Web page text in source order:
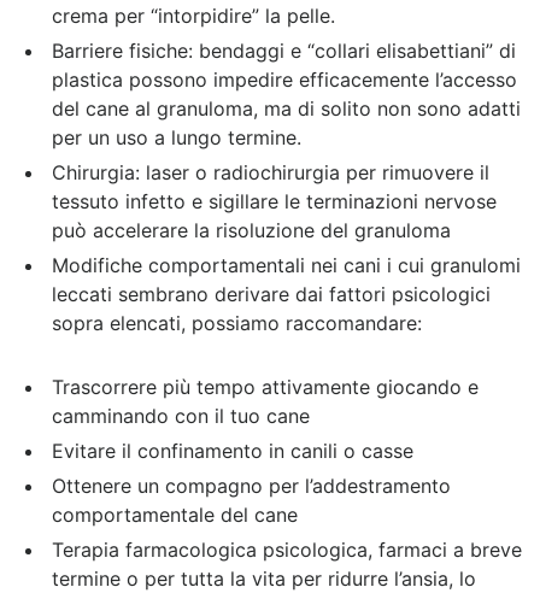
crema per “intorpidire” la pelle.
Barriere fisiche: bendaggi e “collari elisabettiani” di
plastica possono impedire efficacemente l’accesso
del cane al granuloma, ma di solito non sono adatti
per un uso a lungo termine.
Chirurgia: laser o radiochirurgia per rimuovere il
tessuto infetto e sigillare le terminazioni nervose
può accelerare la risoluzione del granuloma
Modifiche comportamentali nei cani i cui granulomi
leccati sembrano derivare dai fattori psicologici
sopra elencati, possiamo raccomandare:
Trascorrere più tempo attivamente giocando e
camminando con il tuo cane
Evitare il confinamento in canili o casse
Ottenere un compagno per l’addestramento
comportamentale del cane
Terapia farmacologica psicologica, farmaci a breve
termine o per tutta la vita per ridurre l’ansia, lo